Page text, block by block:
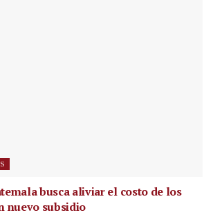
busca aliviar el costo de los
nuevo subsidio